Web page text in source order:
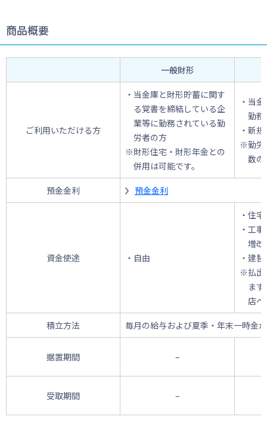
商品概要
一般財形
ご利用いただける方
・当金庫と財形貯蓄に関す
る覚書を締結している企
業等に勤務されている勤
労者の方
※財形住宅・財形年金との
併用は可能です。
・当
勤務
・新
※勤労
数の
預金金利 預金金利
資金使途 ・自由
・住
・工
増改
・建
※払出
ま
店
積立方法 毎月の給与および夏季・年末一時金
据置期間 –
受取期間 –